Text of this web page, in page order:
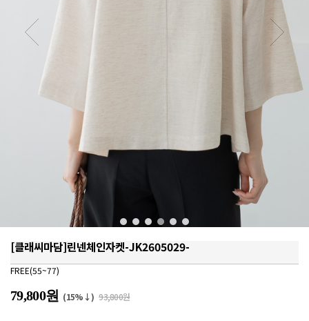
[클래씨마담]린넨체인자켓-JK2605029-
FREE(55~77)
79,800원 (15%↓) 93,800원